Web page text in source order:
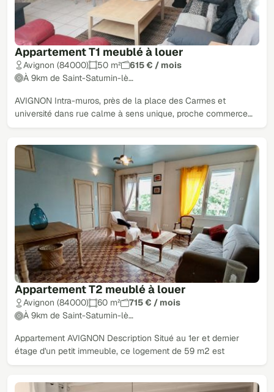
Appartement T1 meublé à louer
Avignon (84000) 50 m²
615 € / mois
À 9km de Saint-Saturnin-lè…
AVIGNON Intra-muros, près de la place des Carmes et
université dans rue calme à sens unique, proche commerce…
Appartement T2 meublé à louer
Avignon (84000) 60 m²
715 € / mois
À 9km de Saint-Saturnin-lè…
Appartement AVIGNON Description Situé au 1er et dernier
étage d'un petit immeuble, ce logement de 59 m2 est